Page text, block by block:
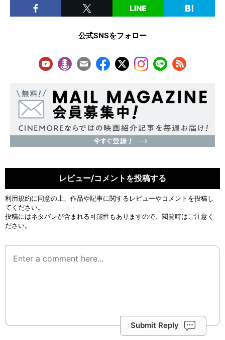
公式SNSをフォロー
レビュー/コメントを投稿する
利用規約に同意の上、作品や記事に関するレビューやコメントを投稿し
てください。
投稿にはネタバレが含まれる可能性もありますので、閲覧時はご注意く
ださい。
Submit Reply